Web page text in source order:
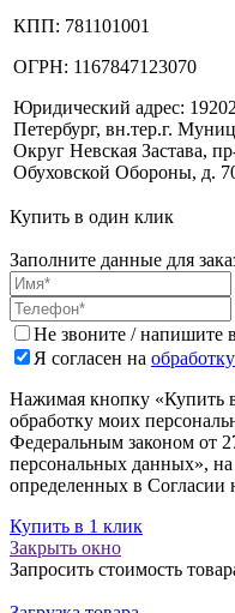
КПП: 781101001
ОГРН: 1167847123070
Юридический адрес:
Петербург, вн.тер.г.
Округ Невская Застава,
Обуховской Обороны, д.
Купить в один клик
Заполните данные для
Не звоните / напишите
Я согласен на
Нажимая кнопку «Купить
обработку моих
Федеральным законом от
персональных данных»,
определенных в Согласии
Купить в 1 клик
Закрыть окно
Запросить стоимость